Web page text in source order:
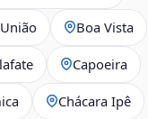
Boa Vista
Capoeira
Chácara Ipê